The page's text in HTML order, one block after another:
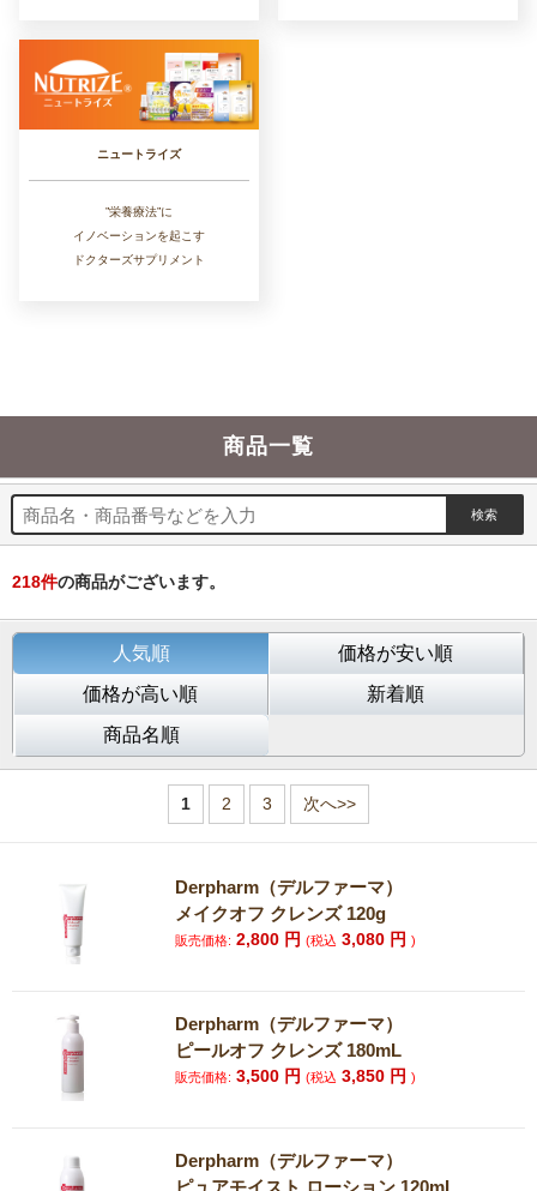
ニュートライズ
”栄養療法”に
イノベーションを起こす
ドクターズサプリメント
商品一覧
218件の商品がございます。
人気順
価格が安い順
価格が高い順
新着順
商品名順
1 2 3 次へ>>
Derpharm（デルファーマ）
メイクオフ クレンズ 120g
販売価格: 2,800 円(税込 3,080 円)
Derpharm（デルファーマ）
ピールオフ クレンズ 180mL
販売価格: 3,500 円(税込 3,850 円)
Derpharm（デルファーマ）
ピュアモイスト ローション 120mL